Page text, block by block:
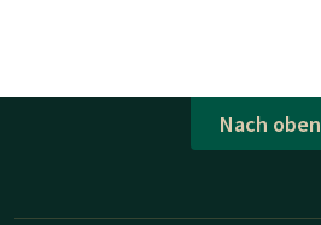
Nach oben